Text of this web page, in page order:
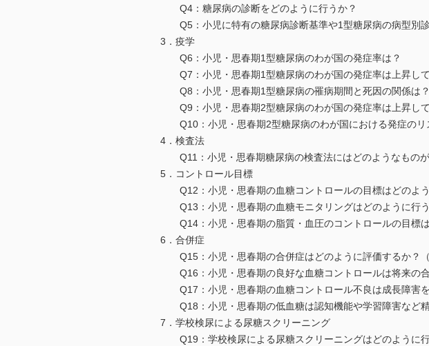
Q4：糖尿病の診断をどのように行うか？
Q5：小児に特有の糖尿病診断基準や1型糖尿病の病型別診
3．疫学
Q6：小児・思春期1型糖尿病のわが国の発症率は？
Q7：小児・思春期1型糖尿病のわが国の発症率は上昇し
Q8：小児・思春期1型糖尿病の罹病期間と死因の関係は？
Q9：小児・思春期2型糖尿病のわが国の発症率は上昇し
Q10：小児・思春期2型糖尿病のわが国における発症のリ
4．検査法
Q11：小児・思春期糖尿病の検査法にはどのようなものが
5．コントロール目標
Q12：小児・思春期の血糖コントロールの目標はどのよう
Q13：小児・思春期の血糖モニタリングはどのように行
Q14：小児・思春期の脂質・血圧のコントロールの目標は
6．合併症
Q15：小児・思春期の合併症はどのように評価するか？（
Q16：小児・思春期の良好な血糖コントロールは将来の
Q17：小児・思春期の血糖コントロール不良は成長障害
Q18：小児・思春期の低血糖は認知機能や学習障害など精
7．学校検尿による尿糖スクリーニング
Q19：学校検尿による尿糖スクリーニングはどのように